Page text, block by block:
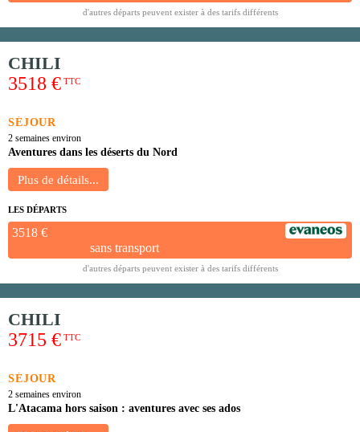
d'autres départs peuvent exister à des tarifs différents
CHILI
3518 € TTC
SÉJOUR
2 semaines environ
Aventures dans les déserts du Nord
LES DÉPARTS
3518 €
sans transport
d'autres départs peuvent exister à des tarifs différents
CHILI
3715 € TTC
SÉJOUR
2 semaines environ
L'Atacama hors saison : aventures avec ses ados